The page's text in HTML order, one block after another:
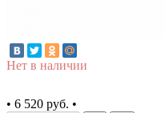
Нет в наличии
• 6 520 руб. •